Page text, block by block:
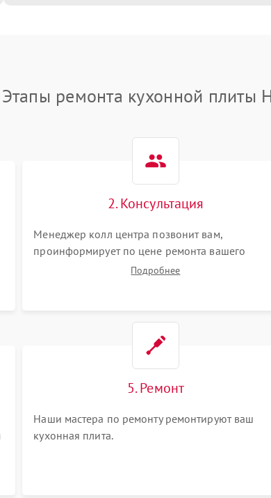
Этапы ремонта кухонной плиты
2. Консультация
Менеджер колл центра позвонит вам,
проинформирует по цене ремонта вашего
кухонной плиты а также ответит на все ваши
Подробнее
5. Ремонт
Наши мастера по ремонту ремонтируют ваш
кухонная плита.